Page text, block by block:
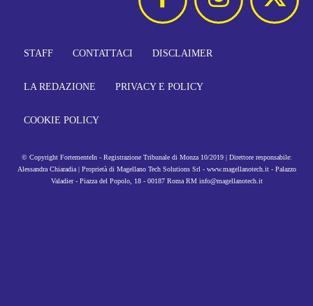
STAFF CONTATTACI DISCLAIMER
LA REDAZIONE PRIVACY E POLICY
COOKIE POLICY
© Copyright FortementeIn - Registrazione Tribunale di Monza 10/2019 | Direttore responsabile:
Alessandra Chiaradia | Proprietà di Magellano Tech Solutions Srl - www.magellanotech.it - Palazzo
Valadier - Piazza del Popolo, 18 - 00187 Roma RM info@magellanotech.it